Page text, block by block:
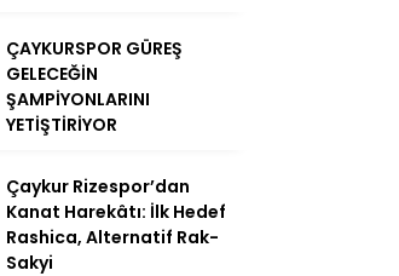
ÇAYKURSPOR GÜREŞ
GELECEĞİN
ŞAMPİYONLARINI
YETİŞTİRİYOR
Çaykur Rizespor’dan
Kanat Harekâtı: İlk Hedef
Rashica, Alternatif Rak-
Sakyi